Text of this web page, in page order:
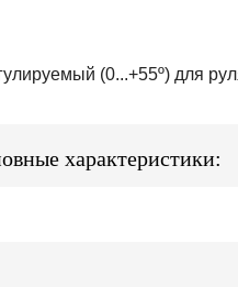
(0...+55º) для
характеристики: